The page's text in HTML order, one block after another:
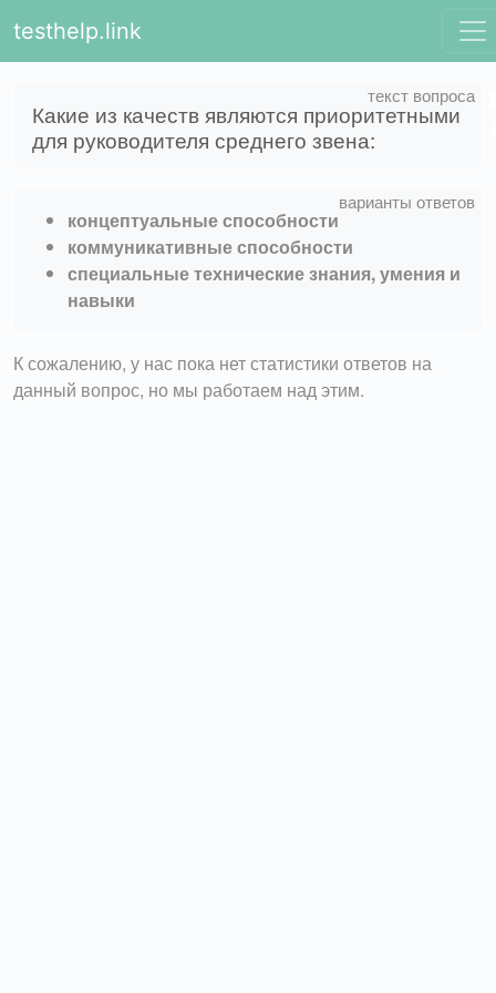
testhelp.link
Какие из качеств являются приоритетными
для руководителя среднего звена:
концептуальные способности
коммуникативные способности
специальные технические знания, умения и
навыки
К сожалению, у нас пока нет статистики ответов на
данный вопрос, но мы работаем над этим.